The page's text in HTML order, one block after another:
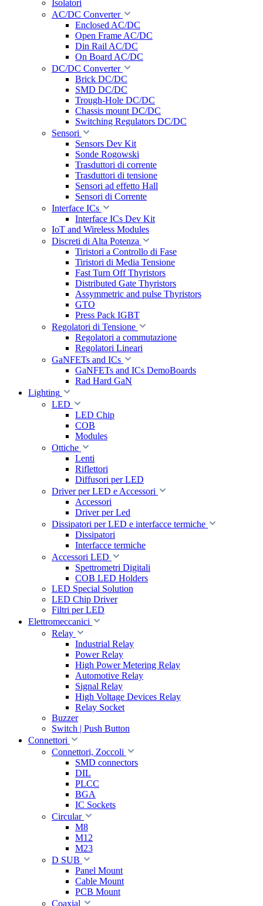
Isolatori
AC/DC Converter
Enclosed AC/DC
Open Frame AC/DC
Din Rail AC/DC
On Board AC/DC
DC/DC Converter
Brick DC/DC
SMD DC/DC
Trough-Hole DC/DC
Chassis mount DC/DC
Switching Regulators DC/DC
Sensori
Sensors Dev Kit
Sonde Rogowski
Trasduttori di corrente
Trasduttori di tensione
Sensori ad effetto Hall
Sensori di Corrente
Interface ICs
Interface ICs Dev Kit
IoT and Wireless Modules
Discreti di Alta Potenza
Tiristori a Controllo di Fase
Tiristori di Media Tensione
Fast Turn Off Thyristors
Distributed Gate Thyristors
Assymmetric and pulse Thyristors
GTO
Press Pack IGBT
Regolatori di Tensione
Regolatori a commutazione
Regolatori Lineari
GaNFETs and ICs
GaNFETs and ICs DemoBoards
Rad Hard GaN
Lighting
LED
LED Chip
COB
Modules
Ottiche
Lenti
Riflettori
Diffusori per LED
Driver per LED e Accessori
Accessori
Driver per Led
Dissipatori per LED e interfacce termiche
Dissipatori
Interfacce termiche
Accessori LED
Spettrometri Digitali
COB LED Holders
LED Special Solution
LED Chip Driver
Filtri per LED
Elettromeccanici
Relay
Industrial Relay
Power Relay
High Power Metering Relay
Automotive Relay
Signal Relay
High Voltage Devices Relay
Relay Socket
Buzzer
Switch | Push Button
Connettori
Connettori, Zoccoli
SMD connectors
DIL
PLCC
BGA
IC Sockets
Circular
M8
M12
M23
D SUB
Panel Mount
Cable Mount
PCB Mount
Coaxial